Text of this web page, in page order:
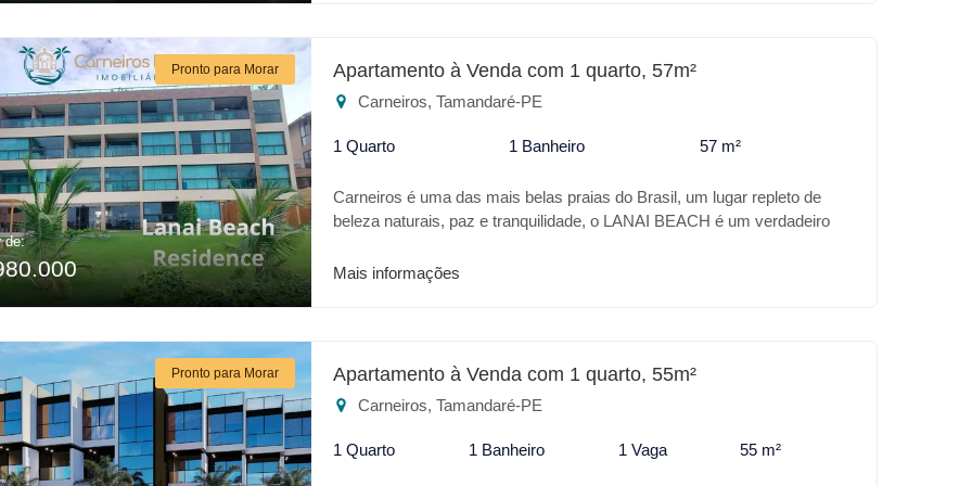
Pronto para Morar
de:
Apartamento à Venda com 1 quarto, 57m²
Carneiros, Tamandaré-PE
1 Quarto 1 Banheiro 57 m²
Carneiros é uma das mais belas praias do Brasil, um lugar repleto de
beleza naturais, paz e tranquilidade, o LANAI BEACH é um verdadeiro
de um hotel, excelente localização em frente as piscinas naturais, 400m
Brinquedoteca * Rooftop Para o seu lazer ou para investimento o LANAII
BEACH é o melhor lugar.
Mais informações
Pronto para Morar Apartamento à Venda com 1 quarto, 55m²
Carneiros, Tamandaré-PE
1 Quarto 1 Banheiro 1 Vaga 55 m²